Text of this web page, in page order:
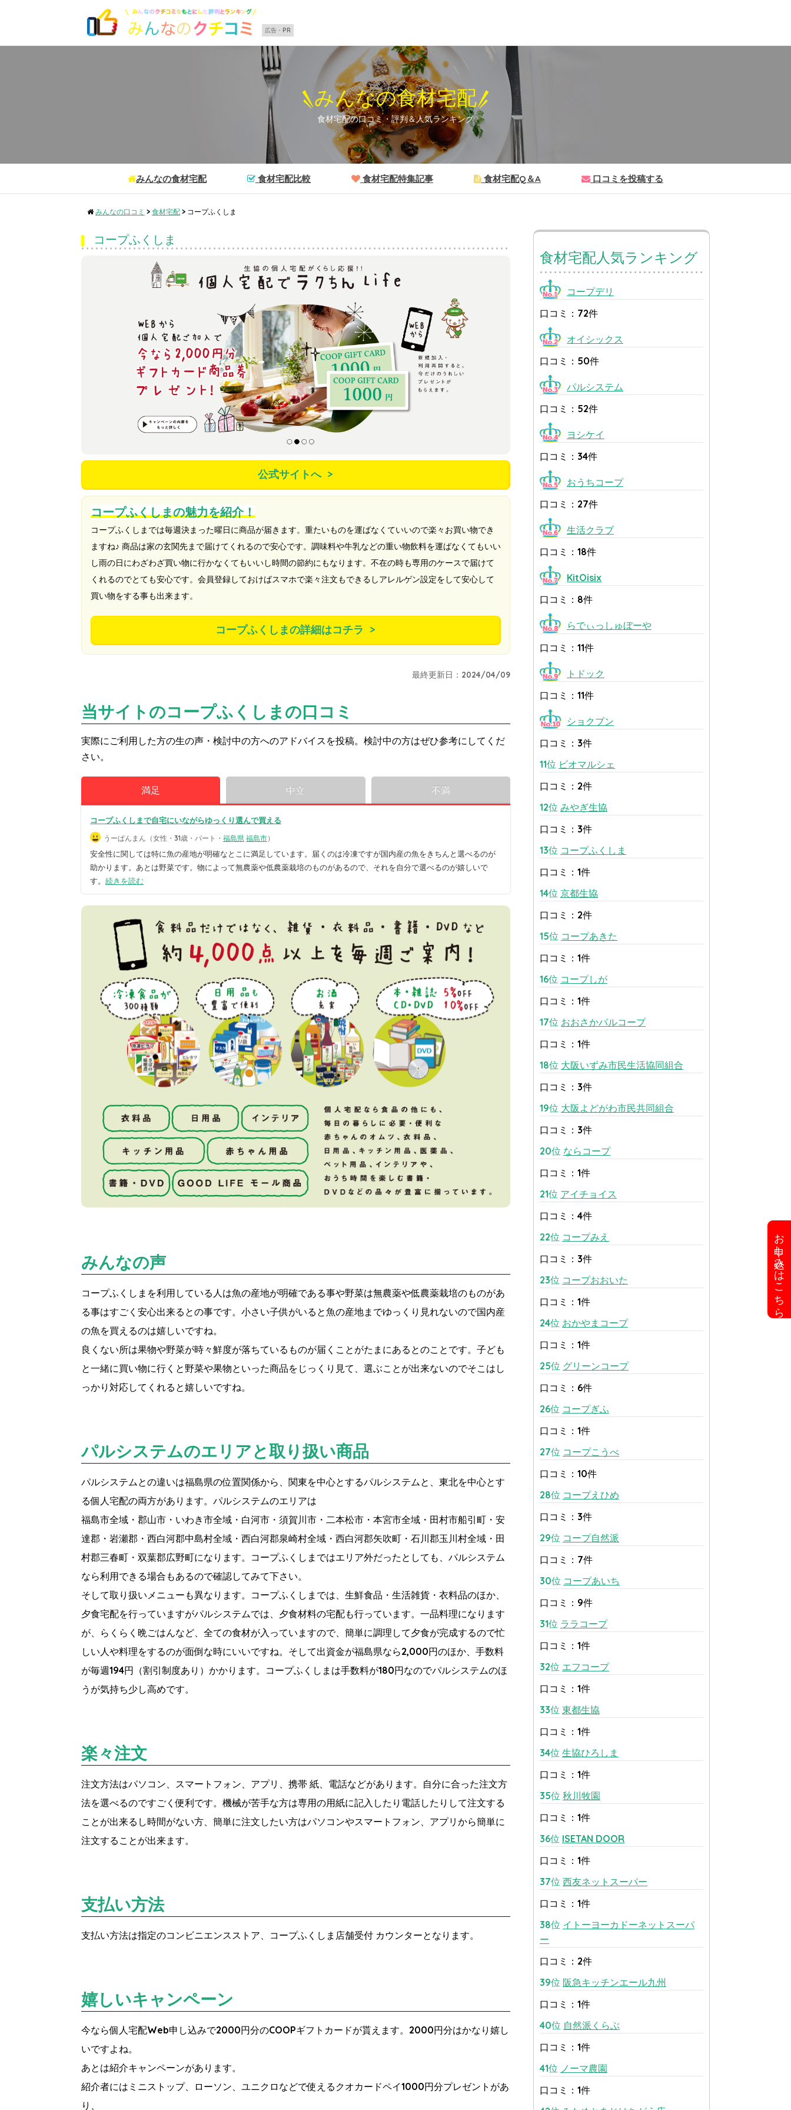
お申し込みはこちら
広告・PR
みんなの食材宅配
食材宅配の口コミ・評判＆人気ランキング
みんなの食材宅配 食材宅配比較 食材宅配特集記事 食材宅配Q＆A 口コミを投稿する
みんなの口コミ > 食材宅配 > コープふくしま
コープふくしま
公式サイトへ
コープふくしまの魅力を紹介！
コープふくしまでは毎週決まった曜日に商品が届きます。重たいものを運ばなくていいので楽々お買い物でき
ますね♪ 商品は家の玄関先まで届けてくれるので安心です。調味料や牛乳などの重い物飲料を運ばなくてもいい
し雨の日にわざわざ買い物に行かなくてもいいし時間の節約にもなります。不在の時も専用のケースで届けて
くれるのでとても安心です。会員登録しておけばスマホで楽々注文もできるしアレルゲン設定をして安心して
買い物をする事も出来ます。
コープふくしまの詳細はコチラ
最終更新日：2024/04/09
当サイトのコープふくしまの口コミ
実際にご利用した方の生の声・検討中の方へのアドバイスを投稿。検討中の方はぜひ参考にしてくだ
さい。
満足 中立 不満
コープふくしまで自宅にいながらゆっくり選んで買える
うーぱんまん（女性・31歳・パート・ 福島県 福島市）
安全性に関しては特に魚の産地が明確なとこに満足しています。届くのは冷凍ですが国内産の魚をきちんと選べるのが
助かります。あとは野菜です。物によって無農薬や低農薬栽培のものがあるので、それを自分で選べるのが嬉しいで
す。 続きを読む
みんなの声
コープふくしまを利用している人は魚の産地が明確である事や野菜は無農薬や低農薬栽培のものがあ
る事はすごく安心出来るとの事です。小さい子供がいると魚の産地までゆっくり見れないので国内産
の魚を買えるのは嬉しいですね。
良くない所は果物や野菜が時々鮮度が落ちているものが届くことがたまにあるとのことです。子ども
と一緒に買い物に行くと野菜や果物といった商品をじっくり見て、選ぶことが出来ないのでそこはし
っかり対応してくれると嬉しいですね。
パルシステムのエリアと取り扱い商品
パルシステムとの違いは福島県の位置関係から、関東を中心とするパルシステムと、東北を中心とす
る個人宅配の両方があります。パルシステムのエリアは
福島市全域・郡山市・いわき市全域・白河市・須賀川市・二本松市・本宮市全域・田村市船引町・安
達郡・岩瀬郡・西白河郡中島村全域・西白河郡泉崎村全域・西白河郡矢吹町・石川郡玉川村全域・田
村郡三春町・双葉郡広野町になります。コープふくしまではエリア外だったとしても、パルシステム
なら利用できる場合もあるので確認してみて下さい。
そして取り扱いメニューも異なります。コープふくしまでは、生鮮食品・生活雑貨・衣料品のほか、
夕食宅配を行っていますがパルシステムでは、夕食材料の宅配も行っています。一品料理になります
が、らくらく晩ごはんなど、全ての食材が入っていますので、簡単に調理して夕食が完成するので忙
しい人や料理をするのが面倒な時にいいですね。そして出資金が福島県なら2,000円のほか、手数料
が毎週194円（割引制度あり）かかります。コープふくしまは手数料が180円なのでパルシステムのほ
うが気持ち少し高めです。
楽々注文
注文方法はパソコン、スマートフォン、アプリ、携帯 紙、電話などがあります。自分に合った注文方
法を選べるのですごく便利です。機械が苦手な方は専用の用紙に記入したり電話したりして注文する
ことが出来るし時間がない方、簡単に注文したい方はパソコンやスマートフォン、アプリから簡単に
注文することが出来ます。
支払い方法
支払い方法は指定のコンビニエンスストア、コープふくしま店舗受付 カウンターとなります。
嬉しいキャンペーン
今なら個人宅配Web申し込みで2000円分のCOOPギフトカードが貰えます。2000円分はかなり嬉し
いですよね。
あとは紹介キャンペーンがあります。
紹介者にはミニストップ、ローソン、ユニクロなどで使えるクオカードペイ1000円分プレゼントがあ
り、
食材宅配人気ランキング
コープデリ
口コミ：72件
オイシックス
口コミ：50件
パルシステム
口コミ：52件
ヨシケイ
口コミ：34件
おうちコープ
口コミ：27件
生活クラブ
口コミ：18件
KitOisix
口コミ：8件
らでぃっしゅぼーや
口コミ：11件
トドック
口コミ：11件
ショクブン
口コミ：3件
11位 ビオマルシェ
口コミ：2件
12位 みやぎ生協
口コミ：3件
13位 コープふくしま
口コミ：1件
14位 京都生協
口コミ：2件
15位 コープあきた
口コミ：1件
16位 コープしが
口コミ：1件
17位 おおさかパルコープ
口コミ：1件
18位 大阪いずみ市民生活協同組合
口コミ：3件
19位 大阪よどがわ市民共同組合
口コミ：3件
20位 ならコープ
口コミ：1件
21位 アイチョイス
口コミ：4件
22位 コープみえ
口コミ：3件
23位 コープおおいた
口コミ：1件
24位 おかやまコープ
口コミ：1件
25位 グリーンコープ
口コミ：6件
26位 コープぎふ
口コミ：1件
27位 コープこうべ
口コミ：10件
28位 コープえひめ
口コミ：3件
29位 コープ自然派
口コミ：7件
30位 コープあいち
口コミ：9件
31位 ララコープ
口コミ：1件
32位 エフコープ
口コミ：1件
33位 東都生協
口コミ：1件
34位 生協ひろしま
口コミ：1件
35位 秋川牧園
口コミ：1件
36位 ISETAN DOOR
口コミ：1件
37位 西友ネットスーパー
口コミ：1件
38位 イトーヨーカドーネットスーパ
ー
口コミ：2件
39位 阪急キッチンエール九州
口コミ：1件
40位 自然派くらぶ
口コミ：1件
41位 ノーマ農園
口コミ：1件